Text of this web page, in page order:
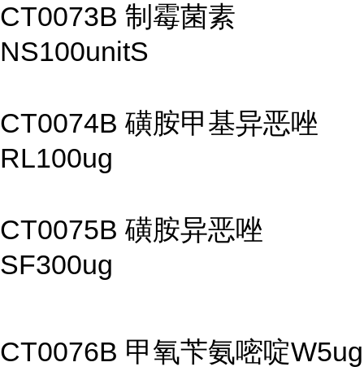
CT0073B 制霉菌素
NS100unitS
CT0074B 磺胺甲基异恶唑
RL100ug
CT0075B 磺胺异恶唑
SF300ug
CT0076B 甲氧苄氨嘧啶W5ug